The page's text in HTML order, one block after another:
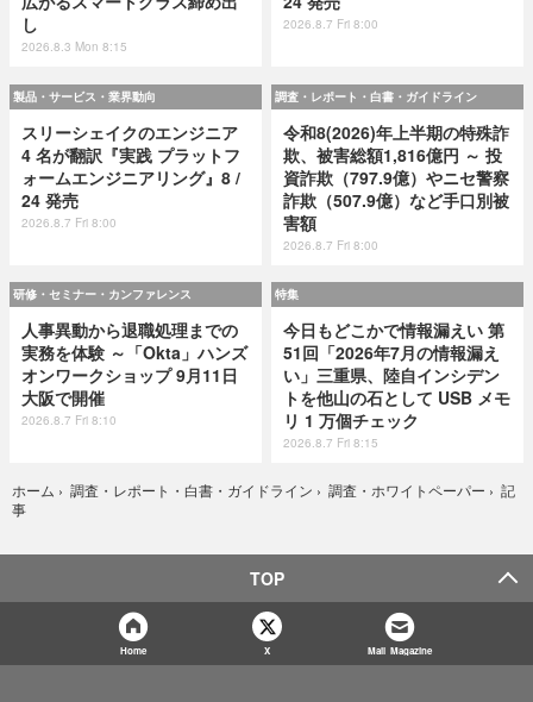
し
2026.8.3 Mon 8:15
2026.8.7 Fri 8:00
製品・サービス・業界動向
スリーシェイクのエンジニア
4 名が翻訳『実践 プラットフ
ォームエンジニアリング』8 /
24 発売
2026.8.7 Fri 8:00
調査・レポート・白書・ガイドライン
令和8(2026)年上半期の特殊詐
欺、被害総額1,816億円 ～ 投
資詐欺（797.9億）やニセ警察
詐欺（507.9億）など手口別被
害額
2026.8.7 Fri 8:00
研修・セミナー・カンファレンス
人事異動から退職処理までの
実務を体験 ～「Okta」ハンズ
オンワークショップ 9月11日
大阪で開催
2026.8.7 Fri 8:10
特集
今日もどこかで情報漏えい 第
51回「2026年7月の情報漏え
い」三重県、陸自インシデン
トを他山の石として USB メモ
リ 1 万個チェック
2026.8.7 Fri 8:15
ホーム › 調査・レポート・白書・ガイドライン › 調査・ホワイトペーパー › 記
事
TOP
Home X Mail Magazine